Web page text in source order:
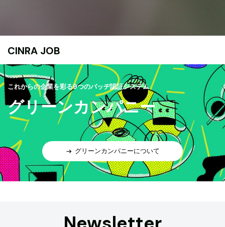
CINRA JOB
これからの企業を彩る9つのバッヂ認証システム
グリーンカンパニー
グリーンカンパニーについて